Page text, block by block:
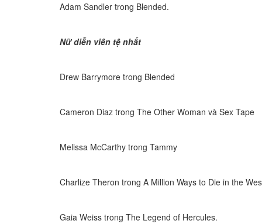
Adam Sandler trong Blended.
Nữ diễn viên tệ nhất
Drew Barrymore trong Blended
Cameron Diaz trong The Other Woman và Sex Tape
Melissa McCarthy trong Tammy
Charlize Theron trong A Million Ways to Die in the
Gaia Weiss trong The Legend of Hercules.